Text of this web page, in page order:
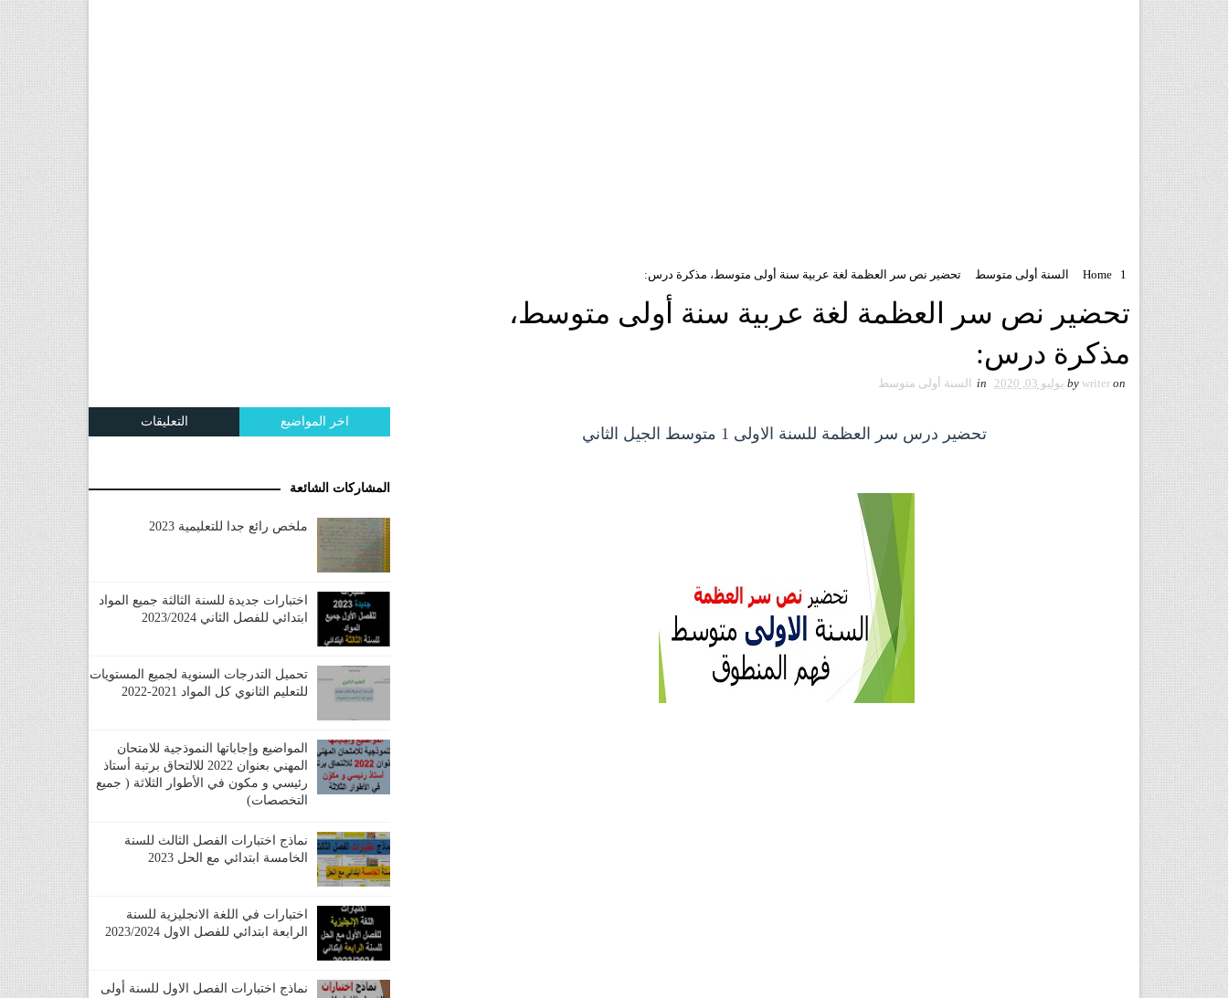
1
Home السنة أولى متوسط تحضير نص سر العظمة لغة عربية سنة أولى متوسط، مذكرة درس:
تحضير نص سر العظمة لغة عربية سنة أولى متوسط،
مذكرة درس:
by writer on يوليو 03, 2020 in السنة أولى متوسط
تحضير درس سر العظمة للسنة الاولى 1 متوسط الجيل الثاني
اخر المواضيع التعليقات
المشاركات الشائعة
ملخص رائع جدا للتعليمية 2023
اختبارات جديدة للسنة الثالثة جميع المواد
ابتدائي للفصل الثاني 2023/2024
تحميل التدرجات السنوية لجميع المستويات
للتعليم الثانوي كل المواد 2021-2022
المواضيع وإجاباتها النموذجية للامتحان
المهني بعنوان 2022 للالتحاق برتبة أستاذ
رئيسي و مكون في الأطوار الثلاثة ( جميع
التخصصات)
نماذج اختبارات الفصل الثالث للسنة
الخامسة ابتدائي مع الحل 2023
اختبارات في اللغة الانجليزية للسنة
الرابعة ابتدائي للفصل الاول 2023/2024
نماذج اختبارات الفصل الاول للسنة أولى